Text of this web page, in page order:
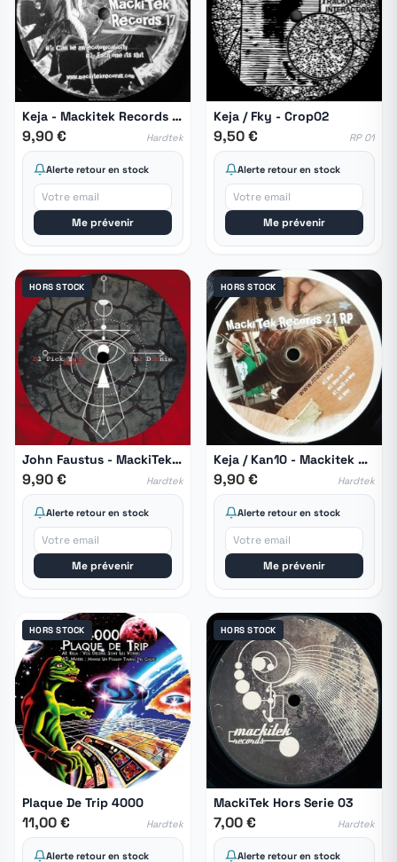
Keja - Mackitek Records 17
9,90 € Hardtek
Alerte retour en stock
Me prévenir
Keja / Fky - Crop02
9,50 € RP 01
Alerte retour en stock
Me prévenir
HORS STOCK
John Faustus - MackiTek Hors Serie 10
9,90 € Hardtek
Alerte retour en stock
Me prévenir
HORS STOCK
Keja / Kan10 - Mackitek Records 21 RP
9,90 € Hardtek
Alerte retour en stock
Me prévenir
HORS STOCK
Plaque De Trip 4000
11,00 € Hardtek
Alerte retour en stock
HORS STOCK
MackiTek Hors Serie 03
7,00 € Hardtek
Alerte retour en stock